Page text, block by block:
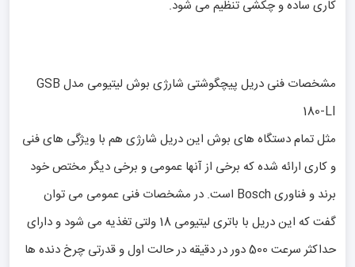
کاری ساده و چکشی تنظیم می شود.
مشخصات فنی دریل پیچگوشتی شارژی بوش لیتیومی مدل GSB
180-LI
مثل تمام دستگاه های بوش این دریل شارژی هم با ویژگی های فنی
و کاری ارائه شده که برخی از آنها عمومی و برخی دیگر مختص خود
برند و فناوری Bosch است. در مشخصات فنی عمومی می توان
گفت که این دریل با باتری لیتیومی 18 ولتی تغذیه می شود و دارای
حداکثر سرعت 500 دور در دقیقه در حالت اول و قدرتی چرخ دنده ها